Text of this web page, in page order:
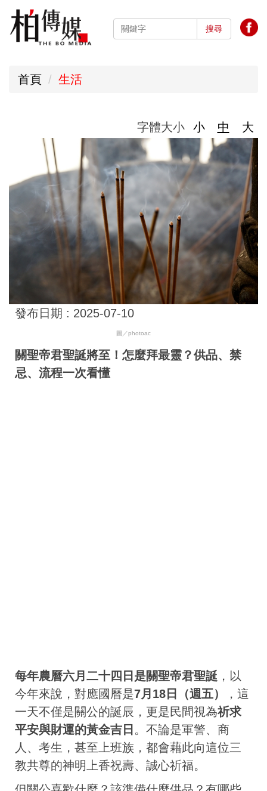
跳
到
搜尋
首頁 生活
字體大小 小 中 大
發布日期 : 2025-07-10
圖／photoac
關聖帝君聖誕將至！怎麼拜最靈？供品、禁
忌、流程一次看懂
每年農曆六月二十四日是關聖帝君聖誕 ，以
今年來說，對應國曆是7月18日（週五）
，這
一天不僅是關公的誕辰，更是民間視為祈求
平安與財運的黃金吉日 。不論是軍警、商
人、考生，甚至上班族，都會藉此向這位三
教共尊的神明上香祝壽、誠心祈福。